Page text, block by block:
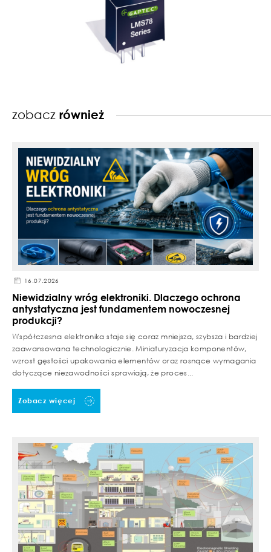
zobacz również
16.07.2026
Niewidzialny wróg elektroniki. Dlaczego ochrona
antystatyczna jest fundamentem nowoczesnej
produkcji?
Współczesna elektronika staje się coraz mniejsza, szybsza i bardziej
zaawansowana technologicznie. Miniaturyzacja komponentów,
wzrost gęstości upakowania elementów oraz rosnące wymagania
dotyczące niezawodności sprawiają, że proces...
Zobacz więcej